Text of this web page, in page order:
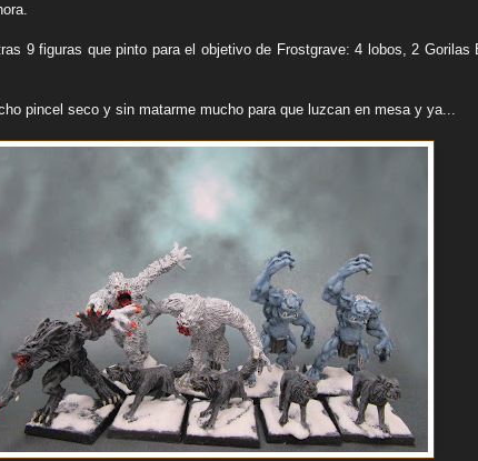
9 figuras que pinto para el objetivo de Frostgrave: 4 lobos, 2 Gorilas
pincel seco y sin matarme mucho para que luzcan en mesa y ya...